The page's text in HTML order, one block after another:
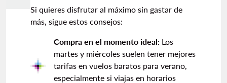
Si quieres disfrutar al máximo sin gastar de
más, sigue estos consejos:
Compra en el momento ideal: Los
martes y miércoles suelen tener mejores
tarifas en vuelos baratos para verano,
especialmente si viajas en horarios